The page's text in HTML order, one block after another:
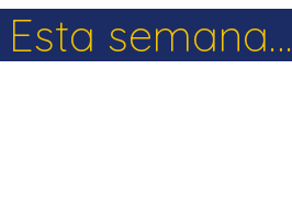
Esta semana…